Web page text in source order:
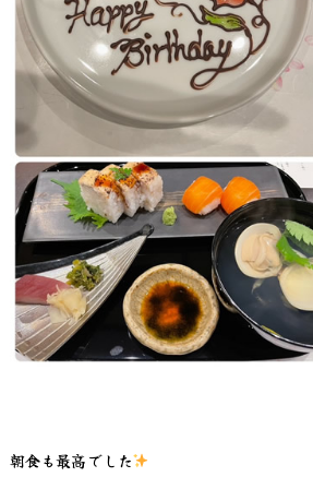
朝食も最高でした